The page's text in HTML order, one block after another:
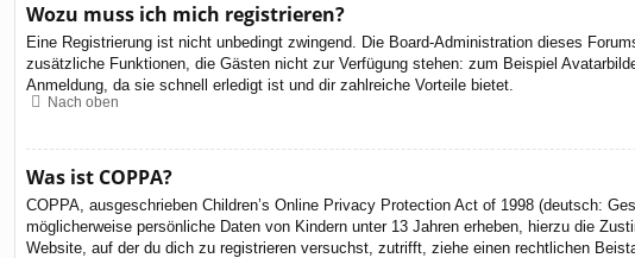
Wozu muss ich mich registrieren?
Eine Registrierung ist nicht unbedingt zwingend. Die Board-Administration dieses
zusätzliche Funktionen, die Gästen nicht zur Verfügung stehen: zum Beispiel
Anmeldung, da sie schnell erledigt ist und dir zahlreiche Vorteile bietet.
Nach oben
Was ist COPPA?
COPPA, ausgeschrieben Children’s Online Privacy Protection Act of 1998 (deutsch:
möglicherweise persönliche Daten von Kindern unter 13 Jahren erheben, hierzu die
Website, auf der du dich zu registrieren versuchst, zutrifft, ziehe einen rechtlichen